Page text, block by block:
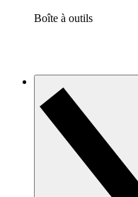
Boîte à outils